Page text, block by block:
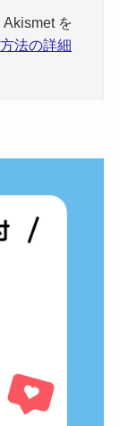
を
法の詳細